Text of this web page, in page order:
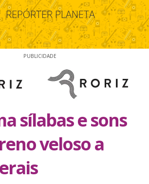
REPÓRTER PLANETA
PUBLICIDADE
sílabas e sons
veloso a